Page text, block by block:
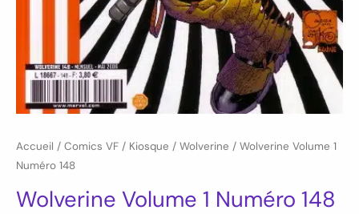
Accueil / Comics VF / Kiosque / Wolverine / Wolverine Volume 1
Numéro 148
Wolverine Volume 1 Numéro 148